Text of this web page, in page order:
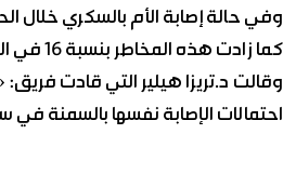
كما زادت هذه المخاطر بنسبة 16 في المئة لدى المواليد الذين اكتسبت أمهاتهم نحو 18 كيلوغراماً خلال الحمل.
وقالت د.تريزا هيلير التي قادت
احتمالات الإصابة نفسها بالسمنة في